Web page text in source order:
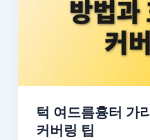
턱 여드름흉터 가
커버링 팁